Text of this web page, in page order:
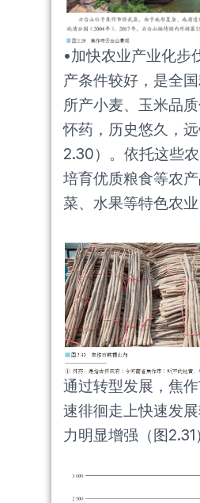
•加快农业产业化步
产条件较好，是全
所产小麦、玉米品
怀药，历史悠久，
2.30）。依托这些
培育优质粮食等农
菜、水果等特色农业
通过转型发展，焦
速徘徊走上快速发
力明显增强（图2.31